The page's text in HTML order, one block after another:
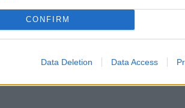
CONFIRM
Data Deletion Data Access
a világkereskedelemben
29%-át, a kukorica 15%-át
és Ukrajna adja a
mintegy felét; Líbia és